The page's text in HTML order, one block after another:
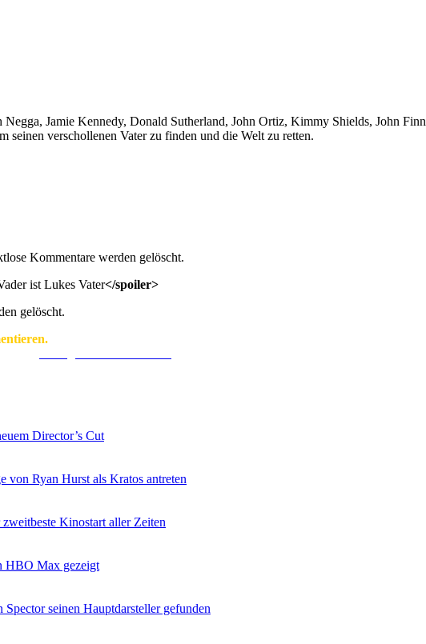
Jamie Kennedy, Donald Sutherland, John Ortiz, Kimmy Shields, John Finn
seinen verschollenen Vater zu finden und die Welt zu retten.
Kommentare werden gelöscht.
ist Lukes Vater</spoiler>
gelöscht.
Director’s Cut
von Ryan Hurst als Kratos antreten
Kinostart aller Zeiten
HBO Max gezeigt
seinen Hauptdarsteller gefunden